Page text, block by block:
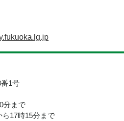
1号
分まで
17時15分まで